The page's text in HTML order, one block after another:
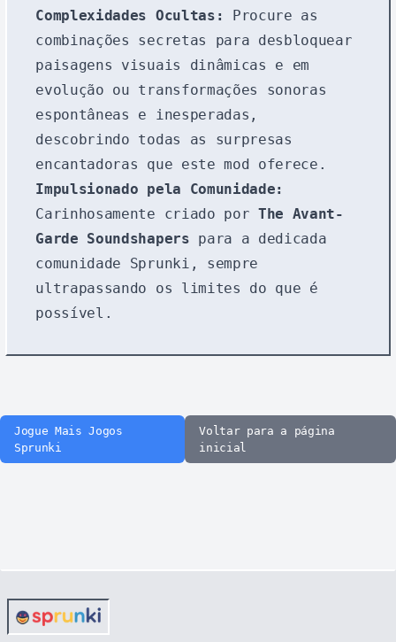
Complexidades Ocultas:
Procure as
combinações secretas para desbloquear
paisagens visuais dinâmicas e em
evolução ou transformações sonoras
espontâneas e inesperadas,
descobrindo todas as surpresas
encantadoras que este mod oferece.
Impulsionado pela Comunidade:
Carinhosamente criado por The Avant-
Garde Soundshapers para a dedicada
comunidade Sprunki, sempre
ultrapassando os limites do que é
possível.
Jogue Mais Jogos
Sprunki
Voltar para a página
inicial